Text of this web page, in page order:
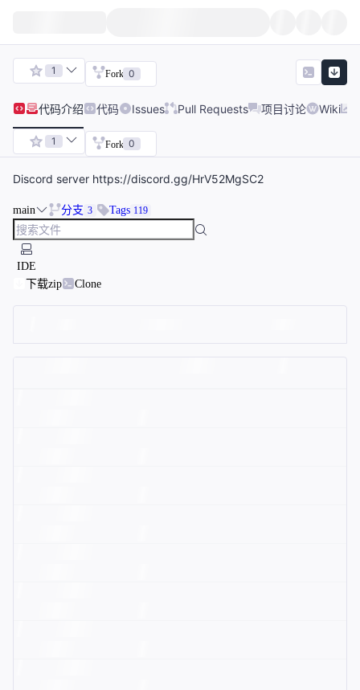
1 Fork 0
代码介绍 代码 Issues Pull Requests 项目讨论 Wiki
1 Fork 0
Discord server https://discord.gg/HrV52MgSC2
main 分支 3 Tags 119
IDE
下载zip
Clone